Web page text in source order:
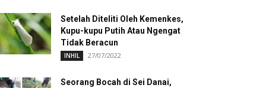
Setelah Diteliti Oleh Kemenkes,
Kupu-kupu Putih Atau Ngengat
Tidak Beracun
INHIL 27/07/2022
Seorang Bocah di Sei Danai,